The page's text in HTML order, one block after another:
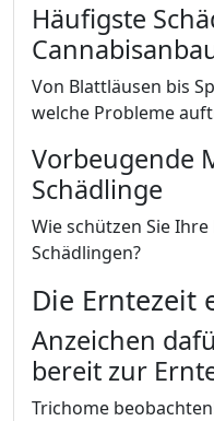
Häufigste
Von Blattläusen bis
welche Probleme
Vorbeugende
Schädlinge
Wie schützen Sie
Schädlingen?
Die Erntezeit
Anzeichen
bereit zur
Trichome